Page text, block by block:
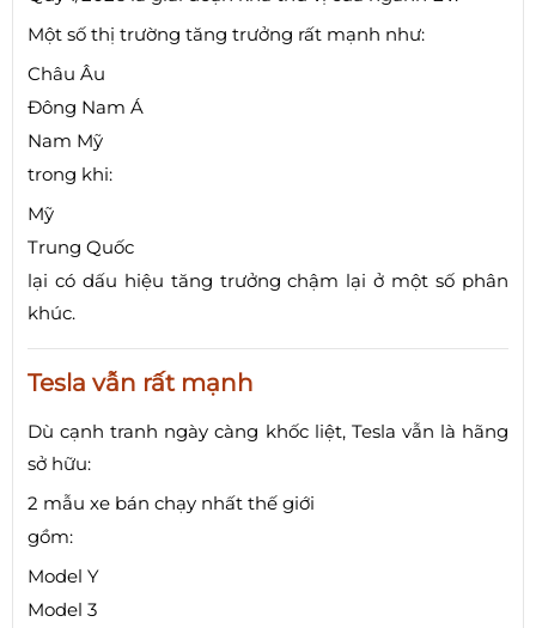
Một số thị trường tăng trưởng rất mạnh như:
Châu Âu
Đông Nam Á
Nam Mỹ
trong khi:
Mỹ
Trung Quốc
lại có dấu hiệu tăng trưởng chậm lại ở một số phân
khúc.
Tesla vẫn rất mạnh
Dù cạnh tranh ngày càng khốc liệt, Tesla vẫn là hãng
sở hữu:
2 mẫu xe bán chạy nhất thế giới
gồm:
Model Y
Model 3